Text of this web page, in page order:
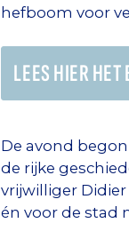
hefboom voor
LEES HIER
De avond
de rijke
vrijwilliger
én voor de stad